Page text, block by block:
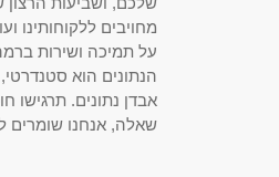
מחויבים ללקוחותינו
על תמיכה ושירות
הנתונים הוא
אבדן נתונים. תרגישו
שאלה, אנחנו שומרים